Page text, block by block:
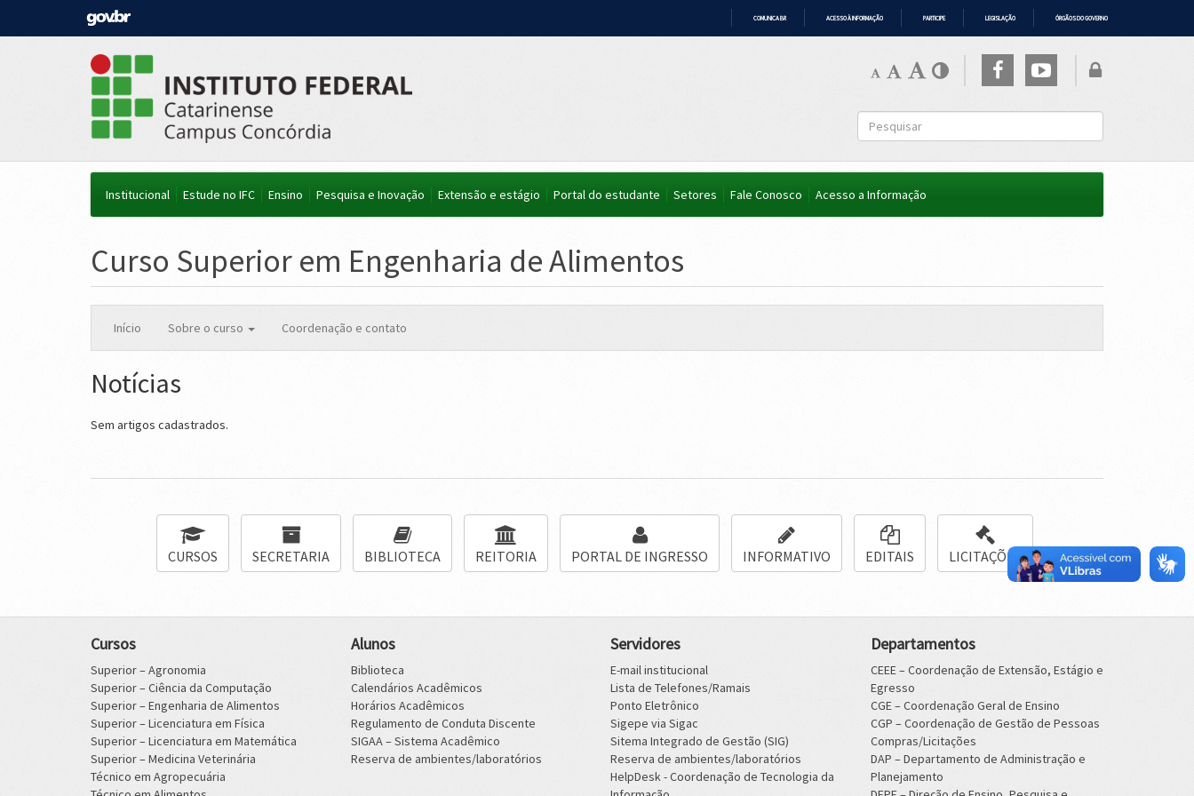
COMUNICA BR ACESSO À INFORMAÇÃO PARTICIPE LEGISLAÇÃO ÓRGÃOS DO GOVERNO
Institucional Estude no IFC Ensino Pesquisa e Inovação Extensão e estágio Portal do estudante Setores Fale Conosco Acesso a Informação
Curso Superior em Engenharia de Alimentos
Início Sobre o curso Coordenação e contato
Notícias
Sem artigos cadastrados.
CURSOS SECRETARIA BIBLIOTECA REITORIA PORTAL DE INGRESSO INFORMATIVO EDITAIS LICITAÇÕES
Cursos
Superior – Agronomia
Superior – Ciência da Computação
Superior – Engenharia de Alimentos
Superior – Licenciatura em Física
Superior – Licenciatura em Matemática
Superior – Medicina Veterinária
Técnico em Agropecuária
Alunos
Biblioteca
Calendários Acadêmicos
Horários Acadêmicos
Regulamento de Conduta Discente
SIGAA – Sistema Acadêmico
Reserva de ambientes/laboratórios
Servidores
E-mail institucional
Lista de Telefones/Ramais
Ponto Eletrônico
Sigepe via Sigac
Sitema Integrado de Gestão (SIG)
Reserva de ambientes/laboratórios
HelpDesk - Coordenação de Tecnologia da
Departamentos
CEEE – Coordenação de Extensão, Estágio e
Egresso
CGE – Coordenação Geral de Ensino
CGP – Coordenação de Gestão de Pessoas
Compras/Licitações
DAP – Departamento de Administração e
Planejamento